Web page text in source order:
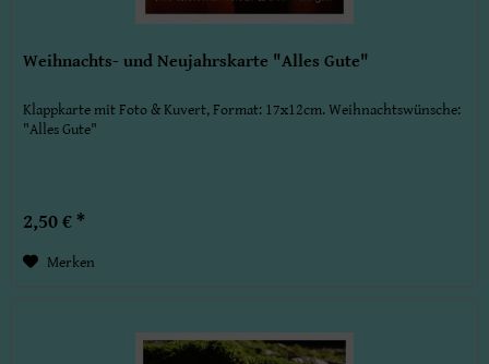
Weihnachts- und Neujahrskarte "Alles Gute"
Klappkarte mit Foto & Kuvert, Format: 17x12cm. Weihnachtswünsche:
"Alles Gute"
2,50 € *
Merken